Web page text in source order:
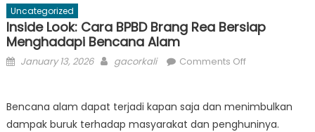
Uncategorized
Inside Look: Cara BPBD Brang Rea Bersiap
Menghadapi Bencana Alam
Posted
January 13, 2026 Author
gacorkali Comments Offon
Cara
BPBD
Bencana alam dapat terjadi kapan saja dan menimbulkan
dampak buruk terhadap masyarakat dan penghuninya.